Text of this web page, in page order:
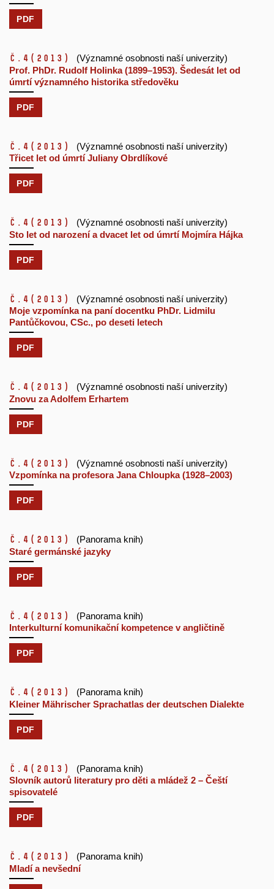
PDF
č.4 (2013)
(Významné osobnosti naší univerzity)
Prof. PhDr. Rudolf Holinka (1899–1953). Šedesát let od
úmrtí významného historika středověku
PDF
č.4 (2013)
(Významné osobnosti naší univerzity)
Třicet let od úmrtí Juliany Obrdlíkové
PDF
č.4 (2013)
(Významné osobnosti naší univerzity)
Sto let od narození a dvacet let od úmrtí Mojmíra Hájka
PDF
č.4 (2013)
(Významné osobnosti naší univerzity)
Moje vzpomínka na paní docentku PhDr. Lidmilu
Pantůčkovou, CSc., po deseti letech
PDF
č.4 (2013)
(Významné osobnosti naší univerzity)
Znovu za Adolfem Erhartem
PDF
č.4 (2013)
(Významné osobnosti naší univerzity)
Vzpomínka na profesora Jana Chloupka (1928–2003)
PDF
č.4 (2013)
(Panorama knih)
Staré germánské jazyky
PDF
č.4 (2013)
(Panorama knih)
Interkulturní komunikační kompetence v angličtině
PDF
č.4 (2013)
(Panorama knih)
Kleiner Mährischer Sprachatlas der deutschen Dialekte
PDF
č.4 (2013)
(Panorama knih)
Slovník autorů literatury pro děti a mládež 2 – Čeští
spisovatelé
PDF
č.4 (2013)
(Panorama knih)
Mladí a nevšední